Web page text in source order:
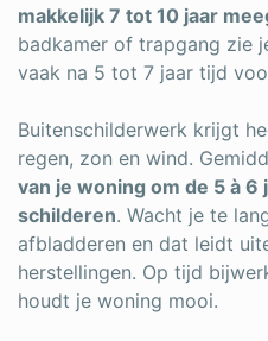
makkelijk 7 tot 10 jaar
badkamer of trapgang zie
vaak na 5 tot 7 jaar tijd
Buitenschilderwerk krijgt
regen, zon en wind.
van je woning om de 5 à 6
schilderen. Wacht je te
afbladderen en dat leidt
herstellingen. Op tijd
houdt je woning mooi.